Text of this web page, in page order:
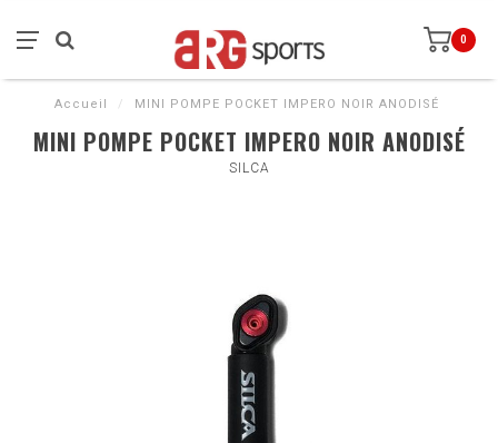
0
Accueil / MINI POMPE POCKET IMPERO NOIR ANODISÉ
MINI POMPE POCKET IMPERO NOIR ANODISÉ
SILCA